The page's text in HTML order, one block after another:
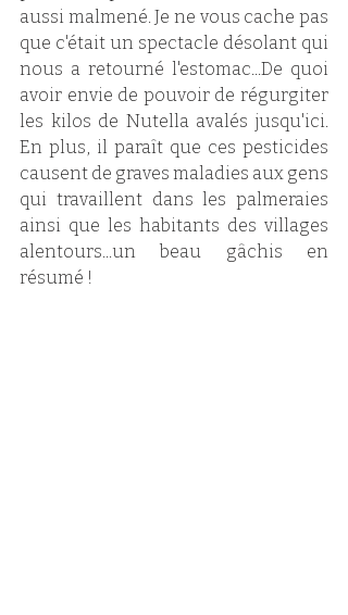
aussi malmené. Je ne vous cache pas
que c'était un spectacle désolant qui
nous a retourné l'estomac...De quoi
avoir envie de pouvoir de régurgiter
les kilos de Nutella avalés jusqu'ici.
En plus, il paraît que ces pesticides
causent de graves maladies aux gens
qui travaillent dans les palmeraies
ainsi que les habitants des villages
alentours...un beau gâchis en
résumé !